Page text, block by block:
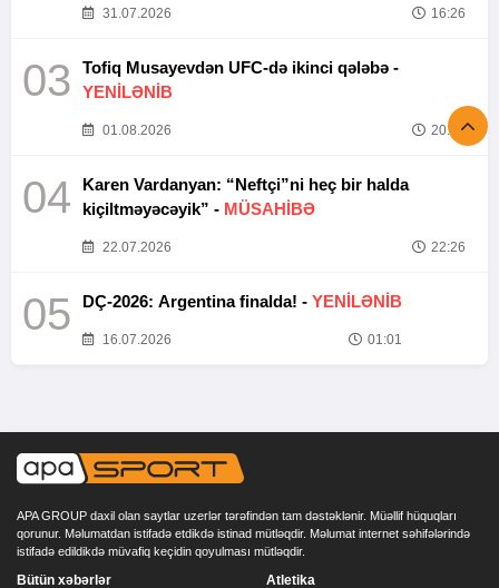
31.07.2026 16:26
03
Tofiq Musayevdən UFC-də ikinci qələbə -
YENİLƏNİB
01.08.2026 20:52
04
Karen Vardanyan: “Neftçi”ni heç bir halda
kiçiltməyəcəyik” - MÜSAHİBƏ
22.07.2026 22:26
05 DÇ-2026: Argentina finalda! - YENİLƏNİB
16.07.2026 01:01
APA GROUP daxil olan saytlar uzerlər tərəfindən tam dəstəklənir. Müəllif hüquqları
qorunur. Məlumatdan istifadə etdikdə istinad mütləqdir. Məlumat internet səhifələrində
istifadə edildikdə müvafiq keçidin qoyulması mütləqdir.
Bütün xəbərlər Atletika